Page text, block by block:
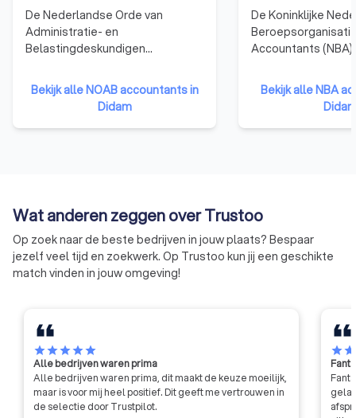
De Nederlandse Orde van
Administratie- en
Belastingdeskundigen
bedrijven en ondernemers,
ondersteunt
administratiekantoren en
belastingadviseurs, en zorgt
gespecialiseerd is in
administratieve en fiscale
dienstverlening voor mkb-
ondernemers. Ze hebben vaak
praktische ervaring binnen de
onderneming. NOAB-leden
hebben klantgerichtheid hoog in
het vaandel hebben staan.
Bekijk alle NOAB accountants in
Didam
De Koninklijke
Accountants (NBA)
in Nederland en
ondersteuning op
opleiding en
accountant heeft
accountants vaker
en leidinggevende
vervullen.
aangesloten bij de
en
vastgesteld door
organisatie.
maken met een
professionele
Bekijk alle NBA
Wat anderen zeggen over Trustoo
Op zoek naar de beste bedrijven in jouw plaats? Bespaar
jezelf veel tijd en zoekwerk. Op Trustoo kun jij een geschikte
match vinden in jouw omgeving!
starstarstarstarstar
Alle bedrijven waren prima
Alle bedrijven waren prima, dit maakt de keuze moeilijk,
maar is voor mij heel positief. Dit geeft me vertrouwen in
de selectie door Trustpilot.
starstar